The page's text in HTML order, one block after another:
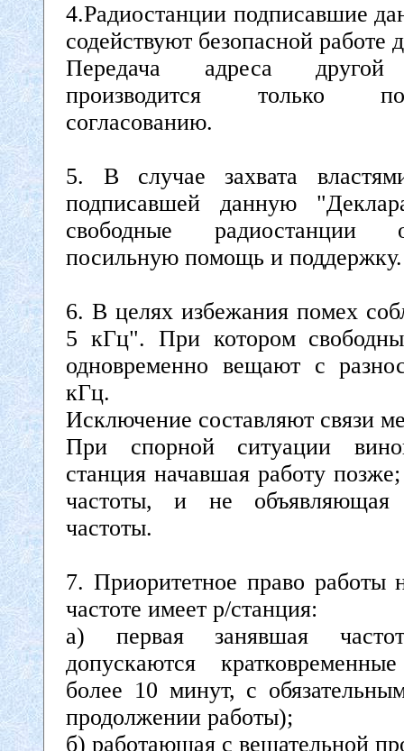
4.Радиостанции подписавшие
содействуют безопасной работе
Передача адреса другой
производится только
согласованию.
5. В случае захвата
подписавшей данную
свободные радиостанции
посильную помощь и поддержку.
6. В целях избежания помех
5 кГц". При котором
одновременно вещают с
кГц.
Исключение составляют связи
При спорной ситуации
станция начавшая работу
частоты, и не объявляющая
частоты.
7. Приоритетное право работы
частоте имеет р/станция:
а) первая занявшая
допускаются
более 10 минут, с
продолжении работы);
б) работающая с вещательной